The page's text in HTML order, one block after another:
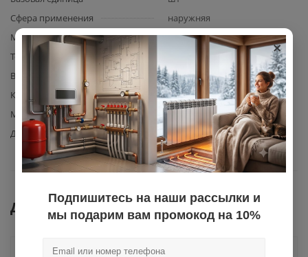
Сфера применения
наружняя
Материал уплотнения
EPDM
Толщина стенки
Вид элемента
труба канализационная
Количество в упаковке
20
Материал изготовления
полипропилен
Диаметр
110
Документы
×
Подпишитесь на наши рассылки и
мы подарим вам промокод на 10%